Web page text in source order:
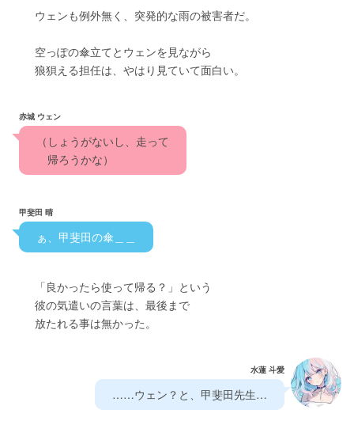
ウェンも例外無く、突発的な雨の被害者だ。
空っぽの傘立てとウェンを見ながら
狼狽える担任は、やはり見ていて面白い。
赤城 ウェン
（しょうがないし、走って
帰ろうかな）
甲斐田 晴
ぁ、甲斐田の傘＿＿
「良かったら使って帰る？」という
彼の気遣いの言葉は、最後まで
放たれる事は無かった。
水蓮 斗愛
……ウェン？と、甲斐田先生…